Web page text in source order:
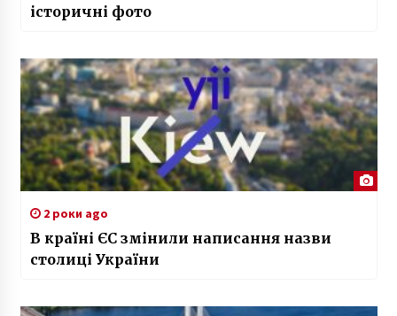
історичні фото
2 роки ago
В країні ЄС змінили написання назви
столиці України